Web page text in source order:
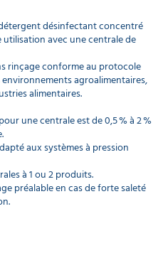
désinfectant concentré
avec une centrale de
rinçage conforme au protocole
environnements agroalimentaires,
alimentaires.
une centrale est de 0,5 % à 2 %
aux systèmes à pression
à 1 ou 2 produits.
préalable en cas de forte saleté